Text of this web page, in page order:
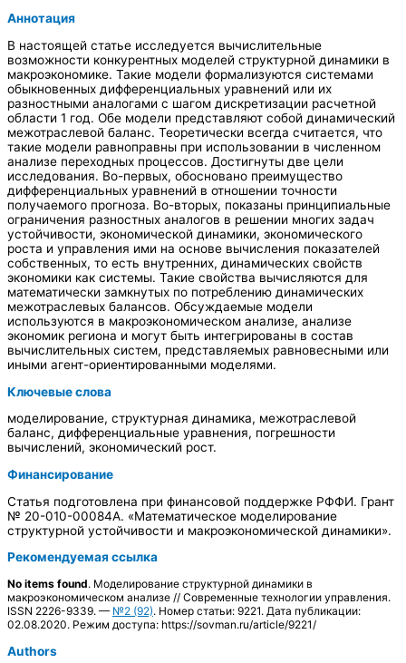
Аннотация
В настоящей статье исследуется вычислительные
возможности конкурентных моделей структурной динамики в
макроэкономике. Такие модели формализуются системами
обыкновенных дифференциальных уравнений или их
разностными аналогами с шагом дискретизации расчетной
области 1 год. Обе модели представляют собой динамический
межотраслевой баланс. Теоретически всегда считается, что
такие модели равноправны при использовании в численном
анализе переходных процессов. Достигнуты две цели
исследования. Во-первых, обосновано преимущество
дифференциальных уравнений в отношении точности
получаемого прогноза. Во-вторых, показаны принципиальные
ограничения разностных аналогов в решении многих задач
устойчивости, экономической динамики, экономического
роста и управления ими на основе вычисления показателей
собственных, то есть внутренних, динамических свойств
экономики как системы. Такие свойства вычисляются для
математически замкнутых по потреблению динамических
межотраслевых балансов. Обсуждаемые модели
используются в макроэкономическом анализе, анализе
экономик региона и могут быть интегрированы в состав
вычислительных систем, представляемых равновесными или
иными агент-ориентированными моделями.
Ключевые слова
моделирование, структурная динамика, межотраслевой
баланс, дифференциальные уравнения, погрешности
вычислений, экономический рост.
Финансирование
Статья подготовлена при финансовой поддержке РФФИ. Грант
№ 20-010-00084А. «Математическое моделирование
структурной устойчивости и макроэкономической динамики».
Рекомендуемая ссылка
No items found. Моделирование структурной динамики в
макроэкономическом анализе // Современные технологии управления.
ISSN 2226-9339. — №2 (92). Номер статьи: 9221. Дата публикации:
02.08.2020. Режим доступа: https://sovman.ru/article/9221/
Authors